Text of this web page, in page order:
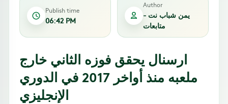
Publish time
06:42 PM
Author
يمن شباب نت -
متابعات
ارسنال يحقق فوزه الثاني خارج
ملعبه منذ أواخر 2017 في الدوري
الإنجليزي